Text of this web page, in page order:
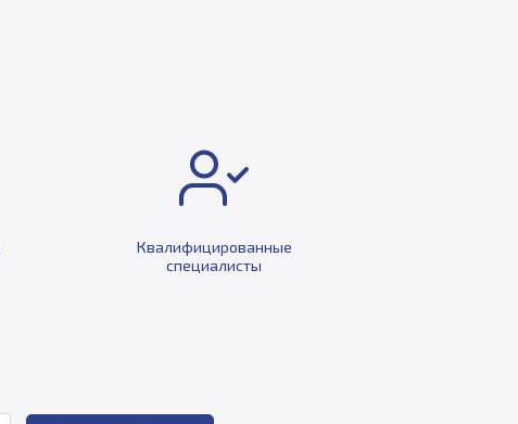
Квалифицированные
специалисты